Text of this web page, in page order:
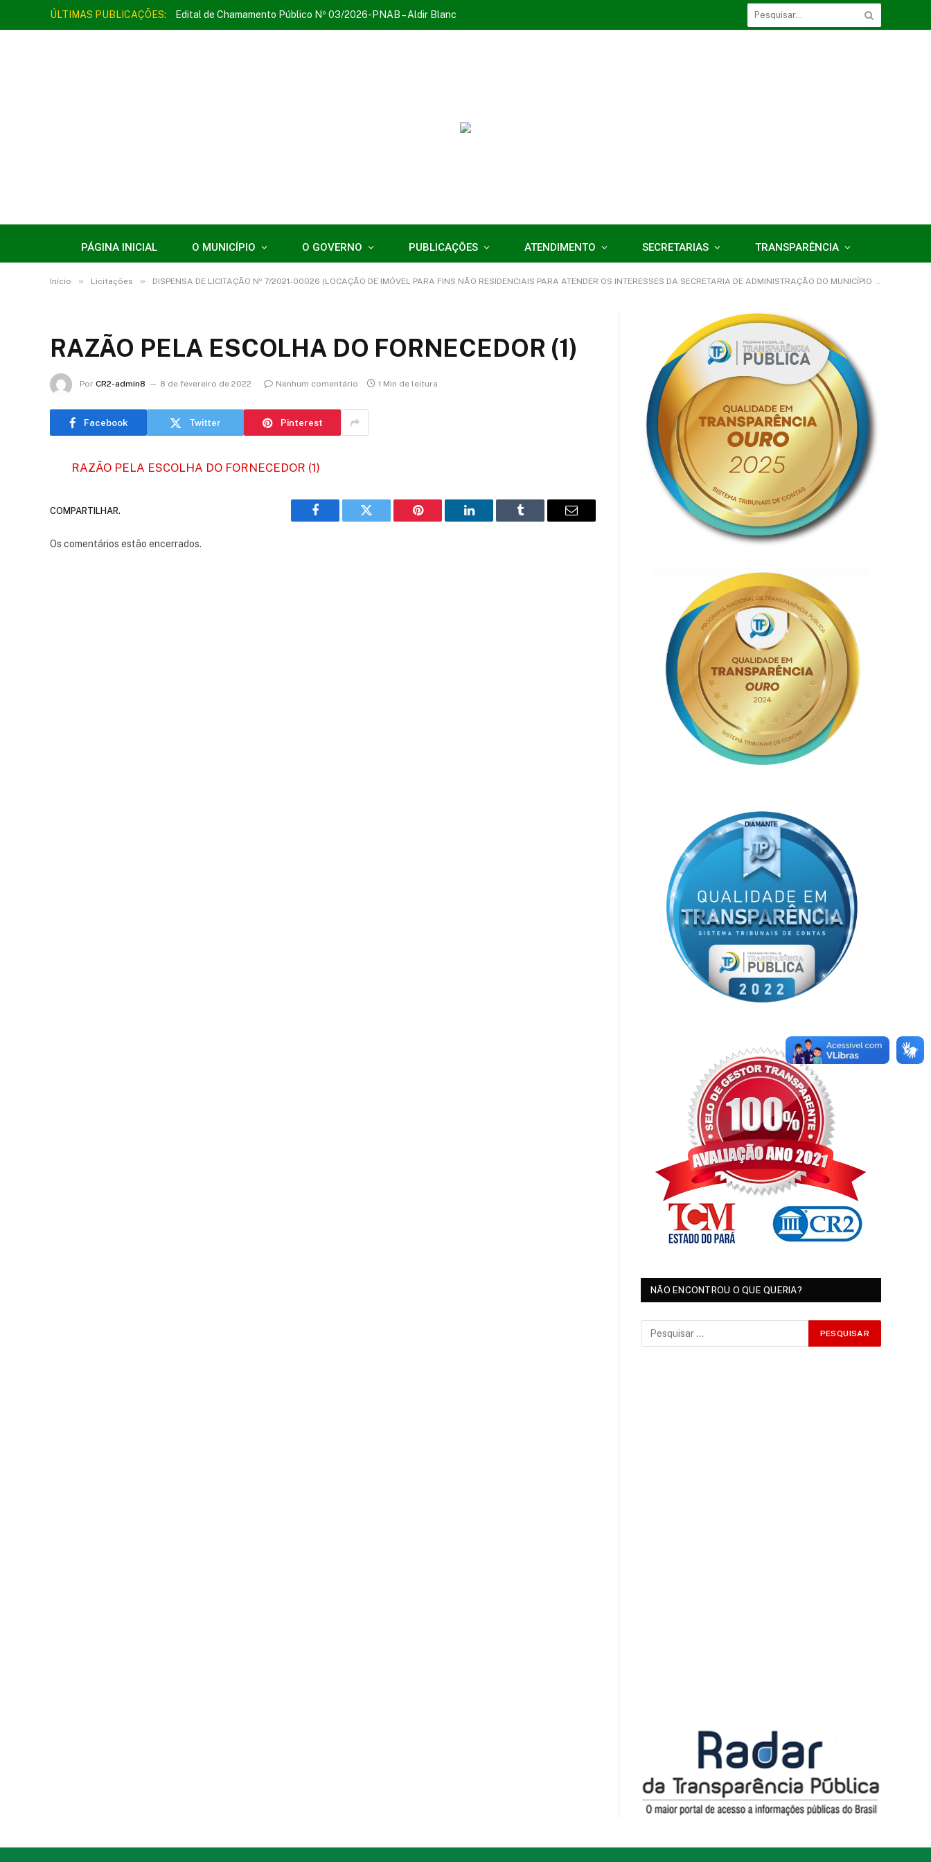
ÚLTIMAS PUBLICAÇÕES: Edital de Chamamento Público Nº 03/2026-PNAB – Aldir Blanc
PÁGINA INICIAL O MUNICÍPIO O GOVERNO PUBLICAÇÕES ATENDIMENTO SECRETARIAS TRANSPARÊNCIA
Início » Licitações » DISPENSA DE LICITAÇÃO Nº 7/2021-00026 (LOCAÇÃO DE IMÓVEL PARA FINS NÃO RESIDENCIAIS PARA ATENDER OS INTERESSES DA SECRETARIA DE ADMINISTRAÇÃO DO MUNICÍPIO DE ACARÁ/PA.)
RAZÃO PELA ESCOLHA DO FORNECEDOR (1)
Por CR2-admin8 8 de fevereiro de 2022 Nenhum comentário 1 Min de leitura
Facebook Twitter Pinterest
RAZÃO PELA ESCOLHA DO FORNECEDOR (1)
COMPARTILHAR.
Facebook Twitter Pinterest LinkedIn Tumblr
E-
Os comentários estão encerrados.
NÃO ENCONTROU O QUE QUERIA?